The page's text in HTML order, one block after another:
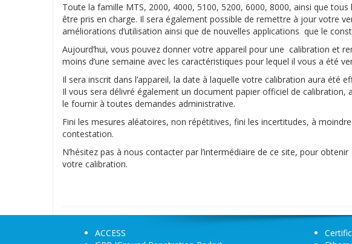
Toute la famille MTS, 2000, 4000, 5100, 5200, 6000, 8000, ainsi que
être pris en charge. Il sera également possible de remettre à jour votre
améliorations d’utilisation ainsi que de nouvelles applications que le
Aujourd’hui, vous pouvez donner votre appareil pour une calibration et
moins d’une semaine avec les caractéristiques pour lequel il vous a été
Il sera inscrit dans l’appareil, la date à laquelle votre calibration aura été
Il vous sera délivré également un document papier officiel de calibration,
le fournir à toutes demandes administrative.
Fini les mesures aléatoires, non répétitives, fini les incertitudes, à
contestation.
N’hésitez pas à nous contacter par l’intermédiaire de ce site, pour
votre calibration.
ACCESS